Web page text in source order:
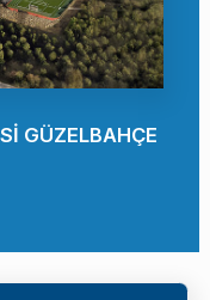
GÜZELBAHÇE